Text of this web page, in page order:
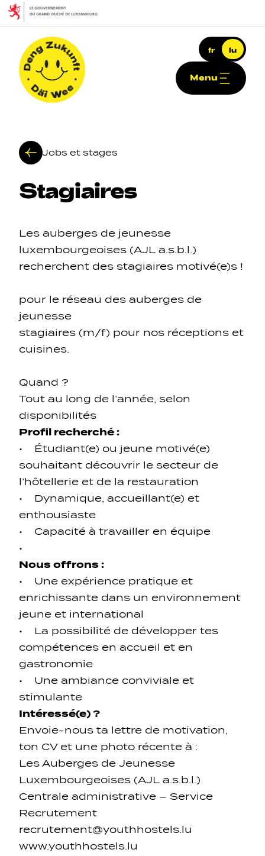
Skip to main content
fr lu
Menu
Haapt-Navigatioun
Sozial Netzwierker
Navigation pied de page
Gérer les cookies
Jobs et stages
Stagiaires
Les auberges de jeunesse
luxembourgeoises (AJL a.s.b.l.)
recherchent des stagiaires motivé(e)s !
pour le réseau des auberges de
jeunesse
stagiaires (m/f) pour nos réceptions et
cuisines.
Quand ?
Tout au long de l’année, selon
disponibilités
Profil recherché :
• Étudiant(e) ou jeune motivé(e)
souhaitant découvrir le secteur de
l’hôtellerie et de la restauration
• Dynamique, accueillant(e) et
enthousiaste
• Capacité à travailler en équipe
•
Nous offrons :
• Une expérience pratique et
enrichissante dans un environnement
jeune et international
• La possibilité de développer tes
compétences en accueil et en
gastronomie
• Une ambiance conviviale et
stimulante
Intéressé(e) ?
Envoie-nous ta lettre de motivation,
ton CV et une photo récente à :
Les Auberges de Jeunesse
Luxembourgeoises (AJL a.s.b.l.)
Centrale administrative – Service
Recrutement
recrutement@youthhostels.lu
www.youthhostels.lu